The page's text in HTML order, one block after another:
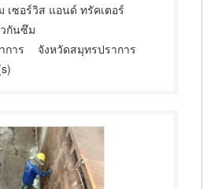
เซอร์วิส แอนด์ ทรัคเตอร์
กันซึม
การ
จังหวัดสมุทรปราการ